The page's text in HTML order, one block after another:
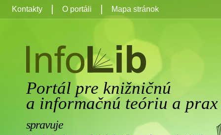
Portál pre knižničnú
a informačnú teóriu a prax
spravuje
Kontakty O portáli Mapa stránok